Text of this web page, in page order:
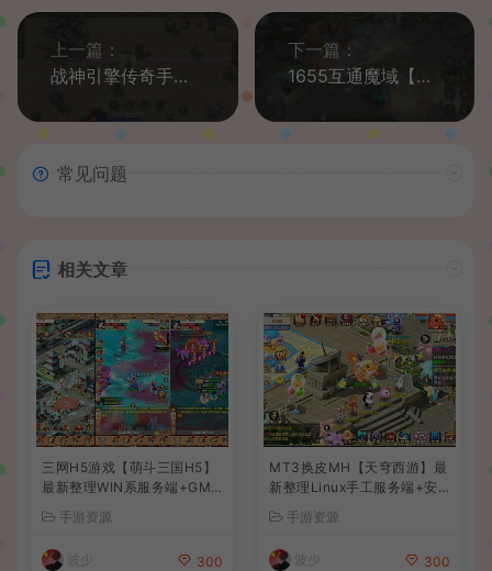
上一篇：
战神引擎传奇手游【176屠龙终极经典百区白猪3.0】最新整理Win一键服务端+GM授权后台+安卓苹果双端+详细搭建教程
下一篇：
1655互通魔域【龙哥圣装200级90神火年宠版】最新整理Win系半手工服务端+本地验证+本地注册+全套工具+详细搭建教程
常见问题
相关文章
三网H5游戏【萌斗三国H5】
最新整理WIN系服务端+GM
手游资源
波少 300
MT3换皮MH【天穹西游】最
新整理Linux手工服务端+安
建教程+全套源码+视频教程
手游资源
波少 300